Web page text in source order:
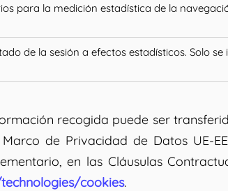
para la medición estadística de la
de la sesión a efectos estadísticos. Solo se
recogida puede ser
de Privacidad de Datos UE-
en las Cláusulas
cookies.